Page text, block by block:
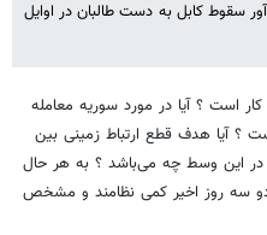
سقوط کابل به دست طالبان در اوایل
کار است ؟ آیا در مورد سوریه معامله
؟ آیا هدف قطع ارتباط زمینی بین
در این وسط چه می‌باشد ؟ به هر حال
سه روز اخیر کمی نظامند و مشخص